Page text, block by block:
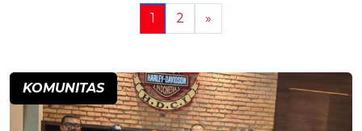
1 2 »
KOMUNITAS